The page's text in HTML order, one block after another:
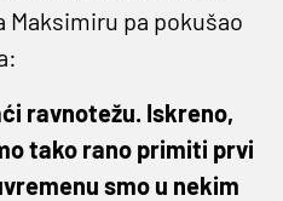
Maksimiru pa pokušao
ravnotežu. Iskreno,
tako rano primiti prvi
smo u nekim